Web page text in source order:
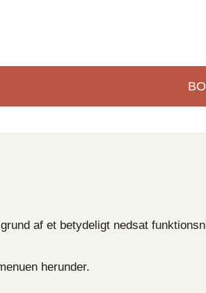
af et betydeligt nedsat
herunder.